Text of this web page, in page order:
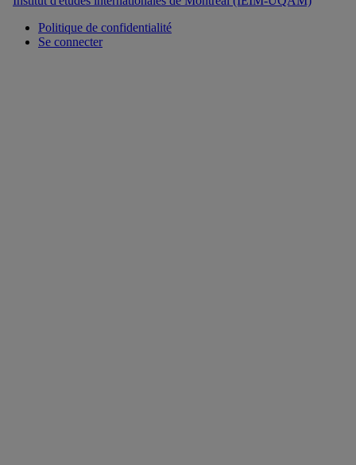
Politique de confidentialité
Se connecter